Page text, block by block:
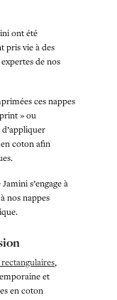
ont été
pris vie à des
de nos
ces nappes
» ou
coton afin
s’engage à
nos nappes
,
et
en coton